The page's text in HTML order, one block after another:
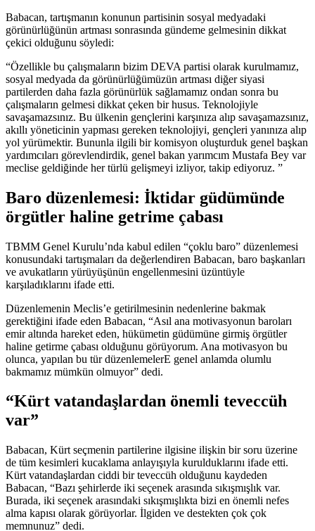
Babacan, tartışmanın konunun partisinin sosyal medyadaki
görünürlüğünün artması sonrasında gündeme gelmesinin dikkat
çekici olduğunu söyledi:
“Özellikle bu çalışmaların bizim DEVA partisi olarak kurulmamız,
sosyal medyada da görünürlüğümüzün artması diğer siyasi
partilerden daha fazla görünürlük sağlamamız ondan sonra bu
çalışmaların gelmesi dikkat çeken bir husus. Teknolojiyle
savaşamazsınız. Bu ülkenin gençlerini karşınıza alıp savaşamazsınız,
akıllı yöneticinin yapması gereken teknolojiyi, gençleri yanınıza alıp
yol yürümektir. Bununla ilgili bir komisyon oluşturduk genel başkan
yardımcıları görevlendirdik, genel bakan yarımcım Mustafa Bey var
meclise geldiğinde her türlü gelişmeyi izliyor, takip ediyoruz. ”
Baro düzenlemesi: İktidar güdümünde
örgütler haline getrime çabası
TBMM Genel Kurulu’nda kabul edilen “çoklu baro” düzenlemesi
konusundaki tartışmaları da değerlendiren Babacan, baro başkanları
ve avukatların yürüyüşünün engellenmesini üzüntüyle
karşıladıklarını ifade etti.
Düzenlemenin Meclis’e getirilmesinin nedenlerine bakmak
gerektiğini ifade eden Babacan, “Asıl ana motivasyonun baroları
emir altında hareket eden, hükümetin güdümüne girmiş örgütler
haline getirme çabası olduğunu görüyorum. Ana motivasyon bu
olunca, yapılan bu tür düzenlemelerE genel anlamda olumlu
bakmamız mümkün olmuyor” dedi.
“Kürt vatandaşlardan önemli teveccüh
var”
Babacan, Kürt seçmenin partilerine ilgisine ilişkin bir soru üzerine
de tüm kesimleri kucaklama anlayışıyla kurulduklarını ifade etti.
Kürt vatandaşlardan ciddi bir teveccüh olduğunu kaydeden
Babacan, “Bazı şehirlerde iki seçenek arasında sıkışmışlık var.
Burada, iki seçenek arasındaki sıkışmışlıkta bizi en önemli nefes
alma kapısı olarak görüyorlar. İlgiden ve destekten çok çok
memnunuz” dedi.